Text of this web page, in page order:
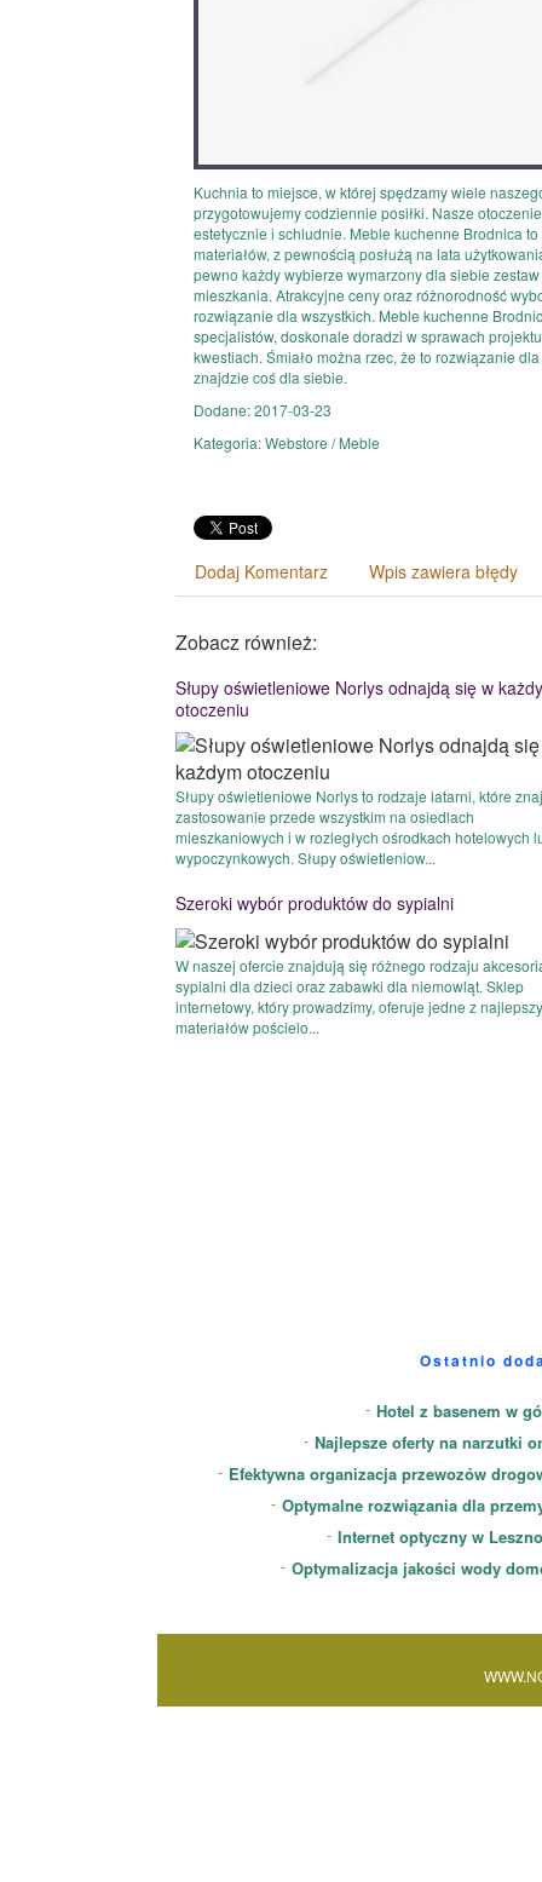
Kuchnia to miejsce, w której spędzamy wiele
przygotowujemy codziennie posiłki. Nasze
estetycznie i schludnie. Meble kuchenne Brodnica
materiałów, z pewnością posłużą na lata
pewno każdy wybierze wymarzony dla siebie
mieszkania. Atrakcyjne ceny oraz różnorodność
rozwiązanie dla wszystkich. Meble kuchenne
specjalistów, doskonale doradzi w sprawach
kwestiach. Śmiało można rzec, że to rozwiązanie
znajdzie coś dla siebie.
Dodane: 2017-03-23
Kategoria: Webstore / Meble
Dodaj Komentarz Wpis zawiera błędy
Zobacz również:
Słupy oświetleniowe Norlys odnajdą się w
otoczeniu
Słupy oświetleniowe Norlys to rodzaje latarni, które
zastosowanie przede wszystkim na osiedlach
mieszkaniowych i w rozległych ośrodkach hotelowych
wypoczynkowych. Słupy oświetleniow...
Szeroki wybór produktów do sypialni
W naszej ofercie znajdują się różnego rodzaju
sypialni dla dzieci oraz zabawki dla niemowląt. Sklep
internetowy, który prowadzimy, oferuje jedne z
materiałów pościelo...
Ostatnio
Hotel z basenem w
Najlepsze oferty na narzutki
Efektywna organizacja przewozów
Optymalne rozwiązania dla
Internet optyczny w
Optymalizacja jakości wody